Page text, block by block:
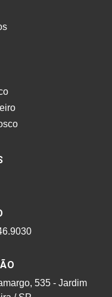
535 - Jardim